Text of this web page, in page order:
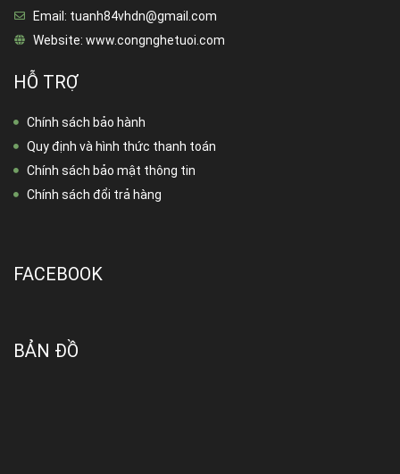
Email: tuanh84vhdn@gmail.com
Website: www.congnghetuoi.com
HỖ TRỢ
Chính sách bảo hành
Quy định và hình thức thanh toán
Chính sách bảo mật thông tin
Chính sách đổi trả hàng
FACEBOOK
BẢN ĐỒ